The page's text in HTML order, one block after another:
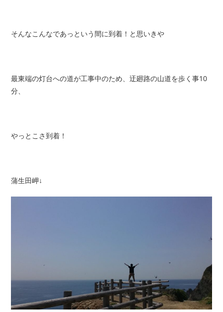
そんなこんなであっという間に到着！と思いきや
最東端の灯台への道が工事中のため、迂廻路の山道を歩く事10
分、
やっとこさ到着！
蒲生田岬↓